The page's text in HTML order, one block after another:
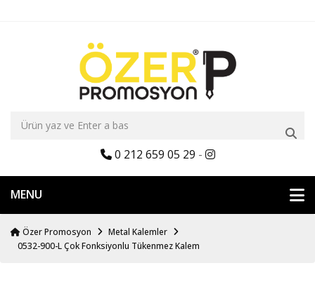
0 212 659 05 29 -
MENU
Özer Promosyon
Metal Kalemler
0532-900-L Çok Fonksiyonlu Tükenmez Kalem